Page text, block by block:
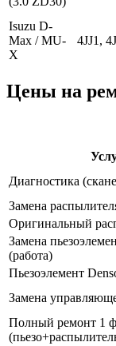
Isuzu D-
Max / MU-
X
4JJ1,
Цены на
Диагностика
Замена
Оригинальный
Замена
(работа)
Пьезоэлемент
Замена
Полный ремонт 1